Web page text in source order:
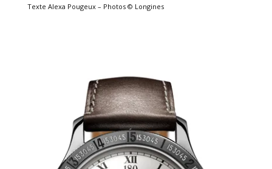
Texte Alexa Pougeux – Photos © Longines